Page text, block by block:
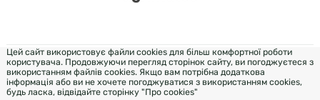
DEVELOPMENT & DESIGN - WEZOM
Цей сайт використовує файли cookies для більш комфортної роботи
користувача. Продовжуючи перегляд сторінок сайту, ви погоджуєтеся з
використанням файлів cookies. Якщо вам потрібна додаткова
інформація або ви не хочете погоджуватися з використанням cookies,
будь ласка, відвідайте сторінку "Про cookies"